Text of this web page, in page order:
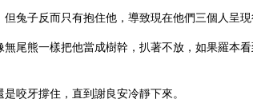
兔子反而只有抱住他，導致現在他們三個人呈現
尾熊一樣把他當成樹幹，扒著不放，如果羅本
咬牙撐住，直到謝良安冷靜下來。